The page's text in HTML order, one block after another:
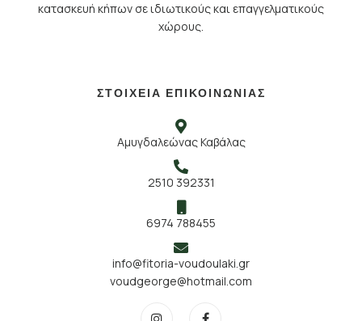
κατασκευή κήπων σε ιδιωτικούς και επαγγελματικούς
χώρους.
ΣΤΟΙΧΕΙΑ ΕΠΙΚΟΙΝΩΝΙΑΣ
Αμυγδαλεώνας Καβάλας
2510 392331
6974 788455
info@fitoria-voudoulaki.gr
voudgeorge@hotmail.com